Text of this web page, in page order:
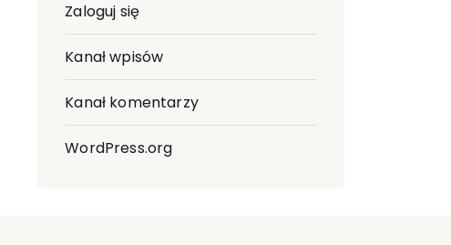
Zaloguj się
Kanał wpisów
Kanał komentarzy
WordPress.org